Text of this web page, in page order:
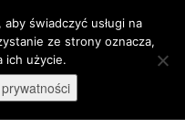
M
e
B
świadczyć usługi na
ze strony oznacza,
ich użycie.